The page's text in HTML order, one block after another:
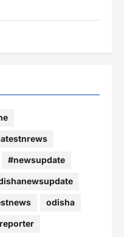
#newsupdate
odisha